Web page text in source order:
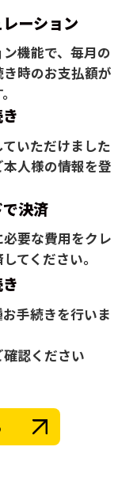
ーション
機能で、毎月の
時のお支払額が
いただけました
人様の情報を登
決済
要な費用をクレ
てください。
手続きを行いま
認ください